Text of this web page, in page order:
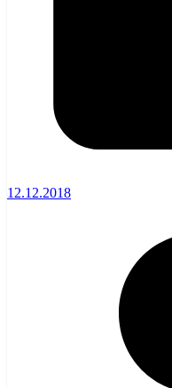
12.12.2018